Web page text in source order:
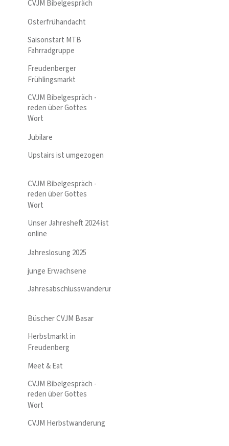
CVJM Bibelgespräch
Osterfrühandacht
Saisonstart MTB
Fahrradgruppe
Freudenberger
Frühlingsmarkt
CVJM Bibelgespräch -
reden über Gottes
Wort
Jubilare
Upstairs ist umgezogen
CVJM Bibelgespräch -
reden über Gottes
Wort
Unser Jahresheft 2024 ist
online
Jahreslosung 2025
junge Erwachsene
Jahresabschlusswanderung
Büscher CVJM Basar
Herbstmarkt in
Freudenberg
Meet & Eat
CVJM Bibelgespräch -
reden über Gottes
Wort
CVJM Herbstwanderung